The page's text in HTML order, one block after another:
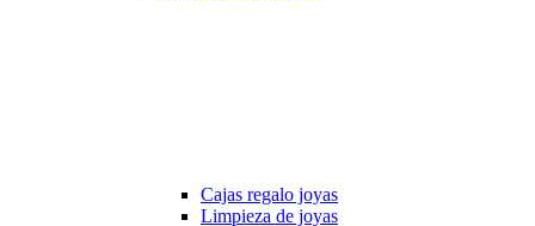
Cajas regalo joyas
Limpieza de joyas